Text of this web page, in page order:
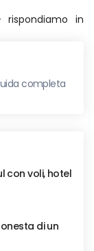
in
completa
con voli, hotel
onesta di un